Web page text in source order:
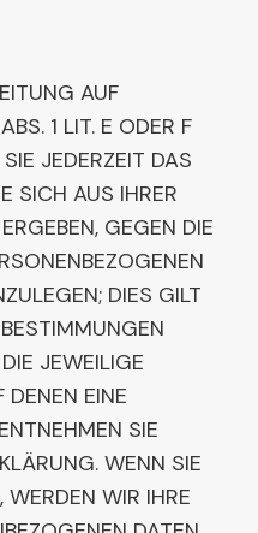
AUF
1 LIT. E ODER F
JEDERZEIT DAS
SICH AUS IHRER
GEGEN DIE
DIES GILT
JEWEILIGE
DENEN EINE
SIE
WENN SIE
WERDEN WIR IHRE